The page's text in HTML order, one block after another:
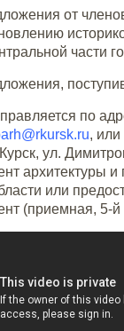
от
части
по
,
ул.
архитектуры и
или
(приемная, 5-й